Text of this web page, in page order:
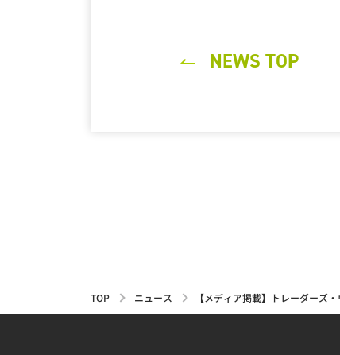
NEWS TOP
TOP ニュース 【メディア掲載】トレーダーズ